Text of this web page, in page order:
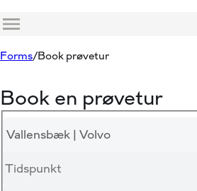
Menu
Forms Book prøvetur
Book en prøvetur